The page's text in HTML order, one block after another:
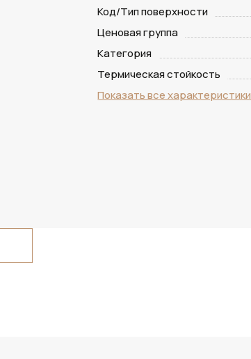
Код/Тип поверхности
Ценовая группа
Категория
Термическая стойкость
Показать все характеристики